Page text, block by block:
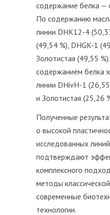
содержание белка
По содержанию
линии DHK12-4
(49,54 %), DHGK-1
Золотистая (49,55
содержанием белка
линии DHivH-1
и Золотистая (25,26
Полученные
о высокой
исследованных
подтверждают
комплексного
методы
современные
технологии.